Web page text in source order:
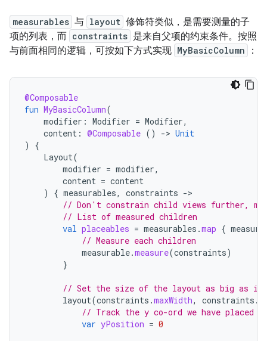
measurables 与 layout 修饰符类似，是需要测量的子
项的列表，而 constraints 是来自父项的约束条件。按照
与前面相同的逻辑，可按如下方式实现 MyBasicColumn ：
@Composable
fun MyBasicColumn(
modifier : Modifier = Modifier,
content : @Composable () -> Unit
)
{
Layout(
modifier = modifier,
content = content
)
{ measurables, constraints -
// Don't constrain child views further,
// List of measured children
val placeables = measurables .map {
// Measure each children
measurable.measure(constraints)
}
// Set the size of the layout as big as it
layout(constraints .maxWidth, constraints .
// Track the y co-ord we have placed
var yPosition = 0